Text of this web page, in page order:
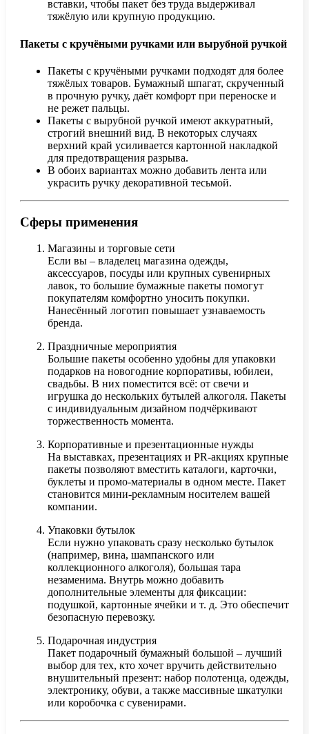
вставки, чтобы пакет без труда выдерживал
тяжёлую или крупную продукцию.
Пакеты с кручёными ручками или вырубной ручкой
Пакеты с кручёными ручками подходят для более
тяжёлых товаров. Бумажный шпагат, скрученный
в прочную ручку, даёт комфорт при переноске и
не режет пальцы.
Пакеты с вырубной ручкой имеют аккуратный,
строгий внешний вид. В некоторых случаях
верхний край усиливается картонной накладкой
для предотвращения разрыва.
В обоих вариантах можно добавить лента или
украсить ручку декоративной тесьмой.
Сферы применения
Магазины и торговые сети
Если вы – владелец магазина одежды,
аксессуаров, посуды или крупных сувенирных
лавок, то большие бумажные пакеты помогут
покупателям комфортно уносить покупки.
Нанесённый логотип повышает узнаваемость
бренда.
Праздничные мероприятия
Большие пакеты особенно удобны для упаковки
подарков на новогодние корпоративы, юбилеи,
свадьбы. В них поместится всё: от свечи и
игрушка до нескольких бутылей алкоголя. Пакеты
с индивидуальным дизайном подчёркивают
торжественность момента.
Корпоративные и презентационные нужды
На выставках, презентациях и PR-акциях крупные
пакеты позволяют вместить каталоги, карточки,
буклеты и промо-материалы в одном месте. Пакет
становится мини-рекламным носителем вашей
компании.
Упаковки бутылок
Если нужно упаковать сразу несколько бутылок
(например, вина, шампанского или
коллекционного алкоголя), большая тара
незаменима. Внутрь можно добавить
дополнительные элементы для фиксации:
подушкой, картонные ячейки и т. д. Это обеспечит
безопасную перевозку.
Подарочная индустрия
Пакет подарочный бумажный большой – лучший
выбор для тех, кто хочет вручить действительно
внушительный презент: набор полотенца, одежды,
электронику, обуви, а также массивные шкатулки
или коробочка с сувенирами.